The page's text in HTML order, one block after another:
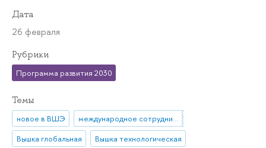
Дата
26 февраля
Рубрики
Программа развития 2030
Темы
новое в ВШЭ
международное сотрудничество
Вышка глобальная
Вышка технологическая